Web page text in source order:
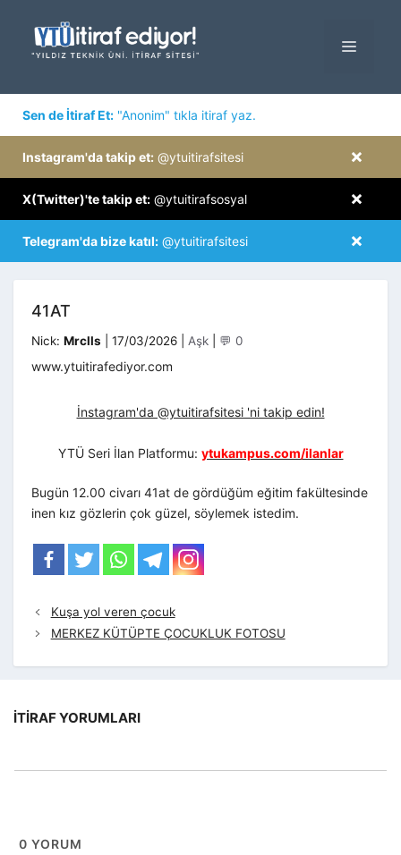
MENÜ
Sen de İtiraf Et: "Anonim" tıkla itiraf yaz.
×
Instagram'da takip et: @ytuitirafsitesi
×
X(Twitter)'te takip et: @ytuitirafsosyal
×
Telegram'da bize katıl: @ytuitirafsitesi
41AT
Nick: Mrclls 17/03/2026 Kategoriler
Aşk 💬 0
www.ytuitirafediyor.com
İnstagram'da @ytuitirafsitesi 'ni takip edin!
YTÜ Seri İlan Platformu: ytukampus.com/ilanlar
Bugün 12.00 civarı 41at de gördüğüm eğitim fakültesinde
inen kız gözlerin çok güzel, söylemek istedim.
Kuşa yol veren çocuk
MERKEZ KÜTÜPTE ÇOCUKLUK FOTOSU
İTIRAF YORUMLARI
0 YORUM